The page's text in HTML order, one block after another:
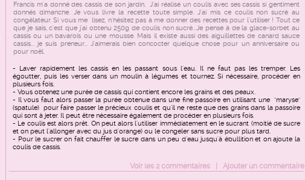
Francis m'a donné des cassis de son jardin. J'ai réalisé un coulis avec ses cassis si gentiment
donnés dimanche. Je vous livre la recette toute simple. J'ai mis ce coulis non sucré au
congélateur. Si vous me lisez, n'hésitez pas à me donner des recettes pour l'utiliser ! Tout ce
que je sais, c'est que j'ai obtenu 250g de coulis non sucré...Je pense à de la glace-sorbet au
cassis ou un bavarois ou une mousse. Mais il existe aussi des aiguillettes de canard sauce
cassis... je suis preneur... J'aimerais bien concocter quelque chose pour un anniversaire ou
pour noël.
- Laver rapidement les cassis en les passant sous l'eau. Il ne faut pas les tremper. Les
égoutter, puis les verser dans un moulin à légumes et tournez. Si nécessaire, procéder en
plusieurs fois.
- Vous obtenez une purée de cassis qui contient encore les grains et des peaux.
- Il vous faut alors passer la purée obtenue dans une fine passoire en utilisant une "maryse"
(spatule) pour faire passer le précieux coulis et qu'il ne reste que des grains dans la passoire
qui sont à jeter. Il peut être nécessaire également de procéder en plusieurs fois.
- Le coulis est alors prêt. On peut alors l'utiliser immédiatement en le sucrant (moitié de sucre
et on peut l'allonger avec du jus d'orange) ou le congeler sans sucre pour plus tard.
- Pour le sucrer on fait chauffer le sucre dans un peu d'eau jusqu'à ébullition et on ajoute la
coulis de cassis.
Voir les 2 commentaires Ajouter un commentaire